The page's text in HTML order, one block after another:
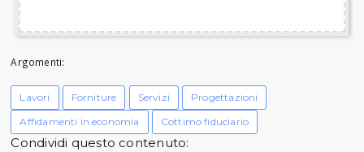
Argomenti:
Lavori Forniture Servizi
Progettazioni
Affidamenti in economia
Cottimo fiduciario
Condividi questo contenuto: